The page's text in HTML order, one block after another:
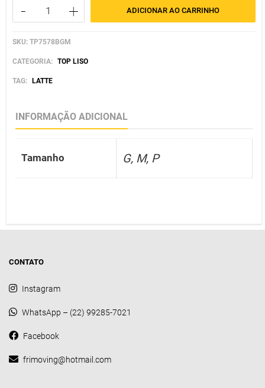
-
VEGAS
LATTE
quantidade
+ ADICIONAR AO CARRINHO
SKU: TP7578BGM
CATEGORIA: TOP LISO
TAG: LATTE
INFORMAÇÃO ADICIONAL
Tamanho G, M, P
CONTATO
Instagram
WhatsApp – (22) 99285-7021
Facebook
frimoving@hotmail.com